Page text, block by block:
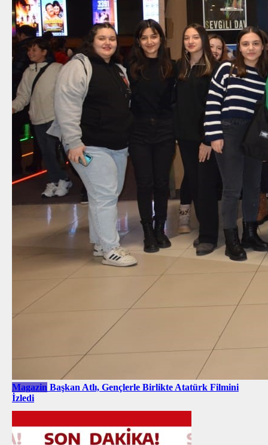
Magazin Başkan Atlı, Gençlerle Birlikte Atatürk Filmini
İzledi